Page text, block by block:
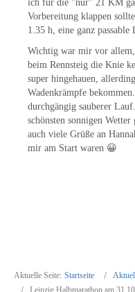
ich für die "nur" 21 KM
Vorbereitung klappen
1.35 h, eine ganz passable
Wichtig war mir vor allem,
beim Rennsteig die Knie
super hingehauen,
Wadenkrämpfe
durchgängig sauberer
schönsten sonnigen
auch viele Grüße an
mir am Start waren 😀
Aktuelle Seite: Startseite
Leipzig Halbmarathon am